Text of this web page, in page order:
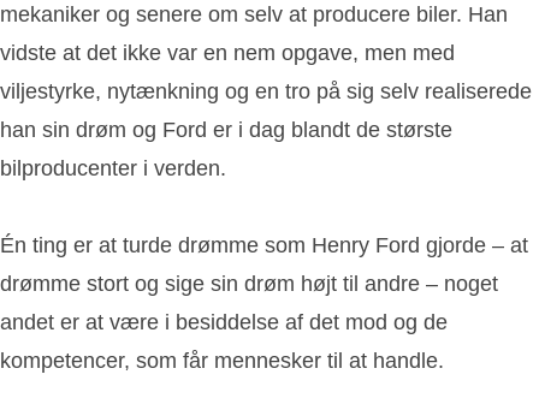
mekaniker og senere om selv at producere biler. Han
vidste at det ikke var en nem opgave, men med
viljestyrke, nytænkning og en tro på sig selv realiserede
han sin drøm og Ford er i dag blandt de største
bilproducenter i verden.
Én ting er at turde drømme som Henry Ford gjorde – at
drømme stort og sige sin drøm højt til andre – noget
andet er at være i besiddelse af det mod og de
kompetencer, som får mennesker til at handle.